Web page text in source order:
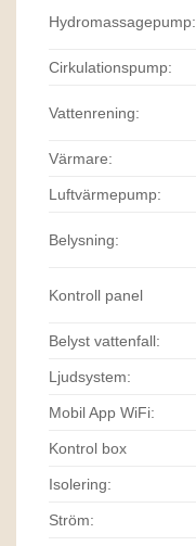
Hydromassagepump:
Cirkulationspump:
Vattenrening:
Värmare:
Luftvärmepump:
Belysning:
Kontroll panel
Belyst vattenfall:
Ljudsystem:
Mobil App WiFi:
Kontrol box
Isolering:
Ström: